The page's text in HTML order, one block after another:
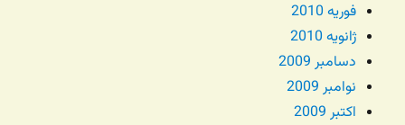
فوریه 2010
ژانویه 2010
دسامبر 2009
نوامبر 2009
اکتبر 2009